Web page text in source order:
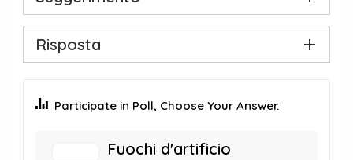
Risposta
Participate in Poll, Choose Your Answer.
Fuochi d'artificio